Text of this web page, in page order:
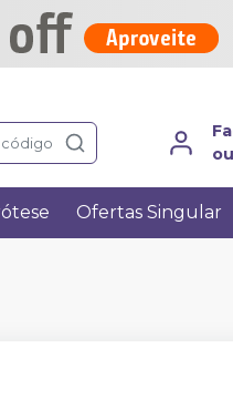
código
Ofertas Singular